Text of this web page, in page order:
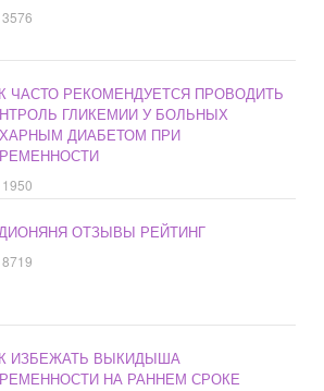
3576
ЧАСТО РЕКОМЕНДУЕТСЯ ПРОВОДИТЬ
ГЛИКЕМИИ У БОЛЬНЫХ
ДИАБЕТОМ ПРИ
1950
ОТЗЫВЫ РЕЙТИНГ
8719
ИЗБЕЖАТЬ ВЫКИДЫША
НА РАННЕМ СРОКЕ